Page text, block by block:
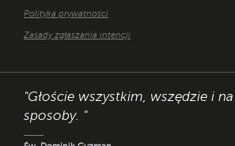
Polityka prywatności
Zasady zgłaszania intencji
"Głoście wszystkim, wszędzie i
sposoby. "